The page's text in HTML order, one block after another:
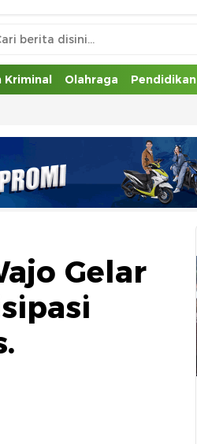
Kriminal Olahraga Pendidikan
Gelar